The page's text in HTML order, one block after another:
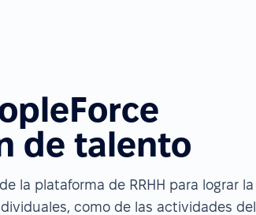
de talento
la plataforma de RRHH para lograr la
como de las actividades del